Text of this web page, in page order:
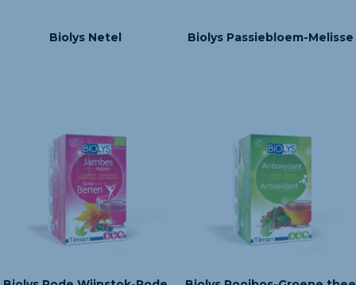
Biolys Netel Biolys Passiebloem-Melisse